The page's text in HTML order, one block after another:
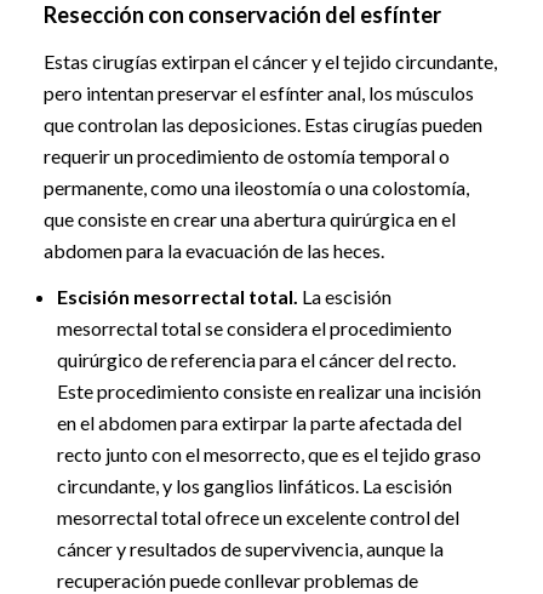
Resección con conservación del esfínter
Estas cirugías extirpan el cáncer y el tejido circundante,
pero intentan preservar el esfínter anal, los músculos
que controlan las deposiciones. Estas cirugías pueden
requerir un procedimiento de ostomía temporal o
permanente, como una ileostomía o una colostomía,
que consiste en crear una abertura quirúrgica en el
abdomen para la evacuación de las heces.
Escisión mesorrectal total. La escisión
mesorrectal total se considera el procedimiento
quirúrgico de referencia para el cáncer del recto.
Este procedimiento consiste en realizar una incisión
en el abdomen para extirpar la parte afectada del
recto junto con el mesorrecto, que es el tejido graso
circundante, y los ganglios linfáticos. La escisión
mesorrectal total ofrece un excelente control del
cáncer y resultados de supervivencia, aunque la
recuperación puede conllevar problemas de